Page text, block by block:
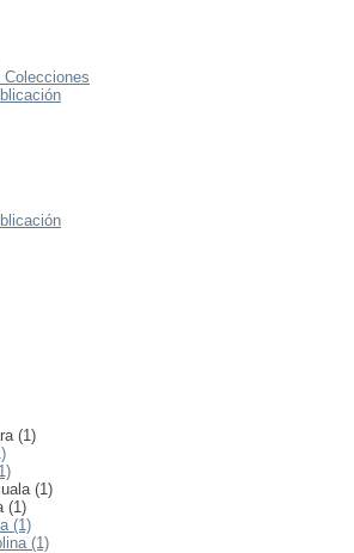
(1)
(1)
(1)
(1)
(1)